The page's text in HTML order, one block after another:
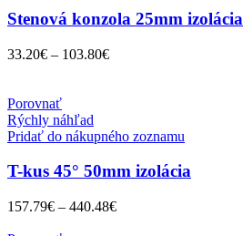
Stenová konzola 25mm izolácia
33.20€ – 103.80€
Porovnať
Rýchly náhľad
Pridať do nákupného zoznamu
T-kus 45° 50mm izolácia
157.79€ – 440.48€